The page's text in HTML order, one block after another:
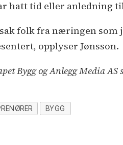
hatt tid eller anledning
folk fra næringen
opplyser Jønsson.
Bygg og Anlegg Media
BYGG